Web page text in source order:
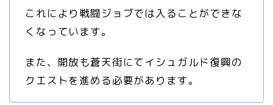
これにより戦闘ジョブでは入ることができな
くなっています。
また、開放も蒼天街にてイシュガルド復興の
クエストを進める必要があります。